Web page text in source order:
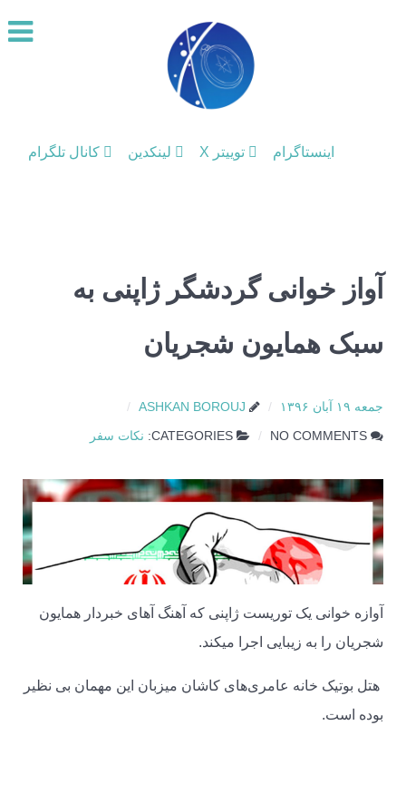
اینستاگرام توییتر X لینکدین کانال تلگرام
آواز خوانی گردشگر ژاپنی به
سبک همایون شجریان
جمعه ۱۹ آبان ۱۳۹۶ ASHKAN BOROUJ
NO COMMENTS
CATEGORIES: نکات سفر
آوازه خوانی یک توریست ژاپنی که آهنگ آهای خبردار همایون
شجریان را به زیبایی اجرا میکند.
هتل بوتیک خانه عامری‌های کاشان میزبان این مهمان بی نظیر
بوده است.